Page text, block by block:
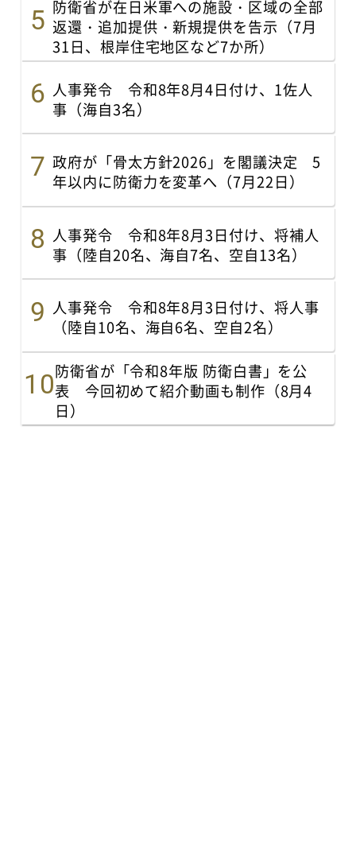
防衛省が在日米軍への施設・区域の全部
返還・追加提供・新規提供を告示（7月
31日、根岸住宅地区など7か所）
人事発令 令和8年8月4日付け、1佐人
事（海自3名）
政府が「骨太方針2026」を閣議決定 5
年以内に防衛力を変革へ（7月22日）
人事発令 令和8年8月3日付け、将補人
事（陸自20名、海自7名、空自13名）
人事発令 令和8年8月3日付け、将人事
（陸自10名、海自6名、空自2名）
防衛省が「令和8年版 防衛白書」を公
表 今回初めて紹介動画も制作（8月4
日）